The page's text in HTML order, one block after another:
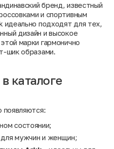
бренд, известный
и спортивным
подходят для тех,
дизайн и высокое
марки гармонично
шик образами.
каталоге
появляются:
состоянии;
мужчин и женщин;